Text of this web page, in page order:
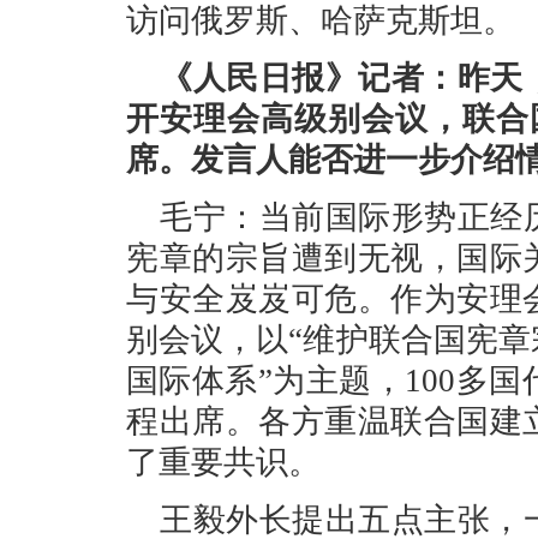
访问俄罗斯、哈萨克斯坦。
《人民日报》记者：昨
开安理会高级别会议，联
席。发言人能否进一步介绍
毛宁：当前国际形势正经
宪章的宗旨遭到无视，国
与安全岌岌可危。作为安
别会议，以“维护联合国宪
国际体系”为主题，100多
程出席。各方重温联合国
了重要共识。
王毅外长提出五点主张，